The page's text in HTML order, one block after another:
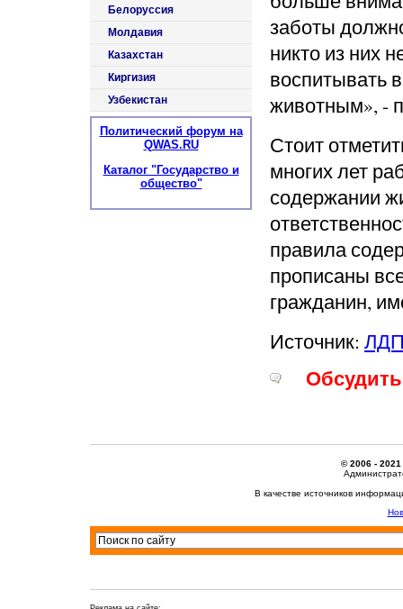
заботы
никто из них
воспитывать
животным», -
Стоит
многих лет
содержании
правила
прописаны
гражданин,
Источник:
Белоруссия
Молдавия
Казахстан
Киргизия
Узбекистан
Политический форум на
QWAS.RU
Каталог "Государство и
общество"
© 2006 - 2021
В качестве источников